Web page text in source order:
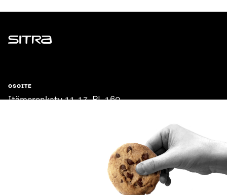
Sitra
OSOITE
Itämerenkatu 11-13, PL 160,